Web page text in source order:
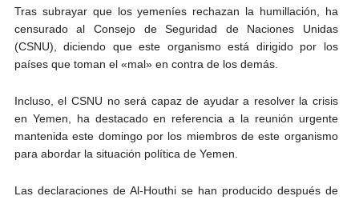
Tras subrayar que los yemeníes rechazan la humillación, ha
censurado al Consejo de Seguridad de Naciones Unidas
(CSNU), diciendo que este organismo está dirigido por los
países que toman el «mal» en contra de los demás.
Incluso, el CSNU no será capaz de ayudar a resolver la crisis
en Yemen, ha destacado en referencia a la reunión urgente
mantenida este domingo por los miembros de este organismo
para abordar la situación política de Yemen.
Las declaraciones de Al-Houthi se han producido después de